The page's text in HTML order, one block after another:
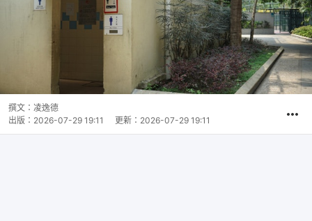
撰文： 凌逸德
出版： 2026-07-29 19:11 更新： 2026-07-29 19:11